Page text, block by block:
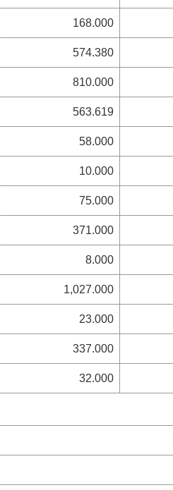
168.000
574.380
810.000
563.619
58.000
10.000
75.000
371.000
8.000
1,027.000
23.000
337.000
32.000